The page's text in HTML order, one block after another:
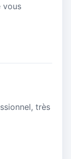
vous
très